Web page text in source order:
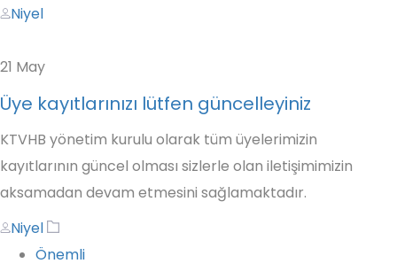
Author
Niyel
21 May
Üye kayıtlarınızı lütfen güncelleyiniz
KTVHB yönetim kurulu olarak tüm üyelerimizin
kayıtlarının güncel olması sizlerle olan iletişimimizin
aksamadan devam etmesini sağlamaktadır.
Author
NiyelTags
Önemli